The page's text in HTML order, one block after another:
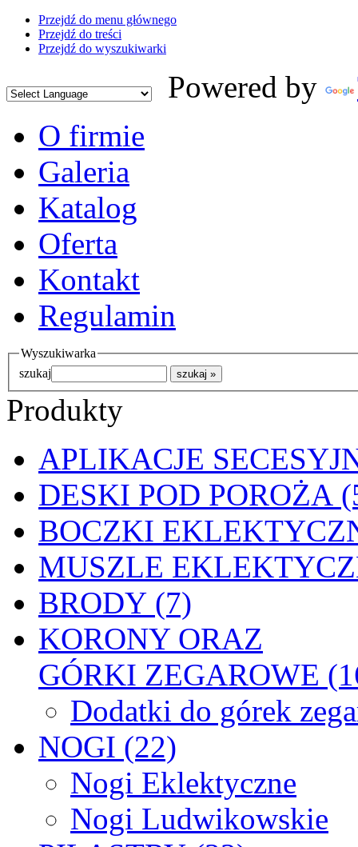
Przejdź do menu głównego
Przejdź do treści
Przejdź do wyszukiwarki
Powered by
O firmie
Galeria
Katalog
Oferta
Kontakt
Regulamin
Wyszukiwarka
szukaj
Produkty
APLIKACJE
DESKI POD POROŻA
BOCZKI
MUSZLE
BRODY (7)
KORONY ORAZ
GÓRKI ZEGAROWE
Dodatki do górek
NOGI (22)
Nogi Eklektyczne
Nogi Ludwikowskie